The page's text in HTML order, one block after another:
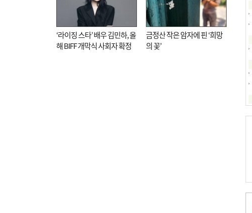
‘라이징 스타’ 배우 김민하, 올
해 BIFF 개막식 사회자 확정
금정산 작은 암자에 핀 ‘희망
의 꽃’